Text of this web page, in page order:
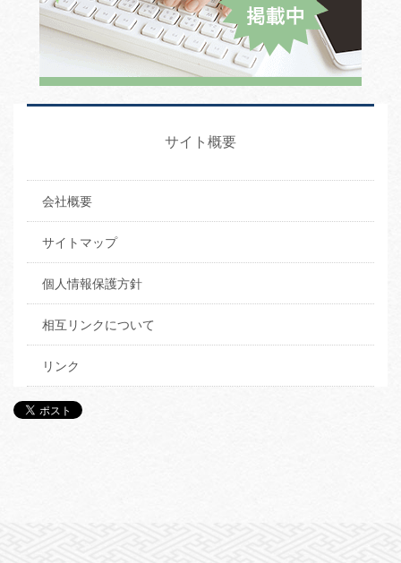
サイト概要
会社概要
サイトマップ
個人情報保護方針
相互リンクについて
リンク